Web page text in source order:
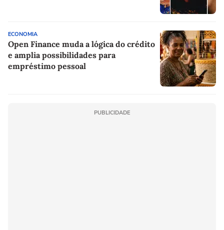
ECONOMIA
Open Finance muda a lógica do crédito
e amplia possibilidades para
empréstimo pessoal
PUBLICIDADE